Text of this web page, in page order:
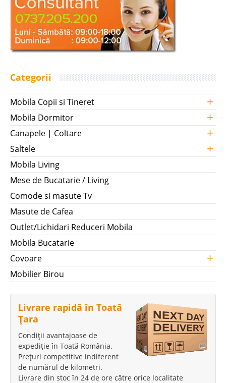
Categorii
Mobila Copii si Tineret +
Mobila Dormitor +
Canapele | Coltare +
Saltele +
Mobila Living
Mese de Bucatarie / Living
Comode si masute Tv
Masute de Cafea
Outlet/Lichidari Reduceri Mobila
Mobila Bucatarie
Covoare
+
Mobilier Birou
Livrare rapidă în Toată
Țara
Condiții avantajoase de
expediție în Toată România.
Prețuri competitive indiferent
de numărul de kilometri.
Livrare din stoc în 24 de ore către orice localitate